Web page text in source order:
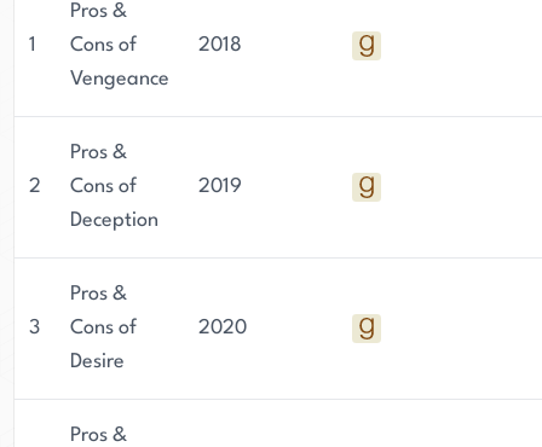
1
Pros &
Cons of
Vengeance
2018
2
Pros &
Cons of
Deception
2019
3
Pros &
Cons of
Desire
2020
Pros &